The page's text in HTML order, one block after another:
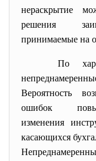
нераскрытие
решения
принимаемые на
По
Вероятность
ошибок
изменения
касающихся